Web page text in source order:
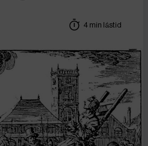
4 min lästid